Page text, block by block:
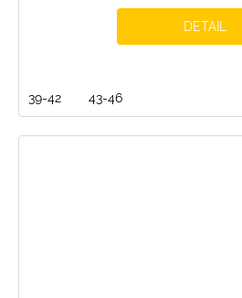
DETAIL
39-42 43-46